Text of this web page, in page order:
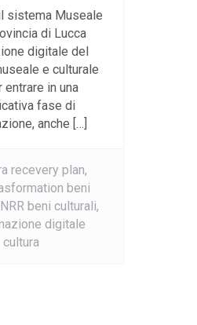
sistema Museale
di Lucca
digitale del
e culturale
entrare in una
fase di
anche […]
recevery plan,
beni
beni culturali,
digitale
cultura